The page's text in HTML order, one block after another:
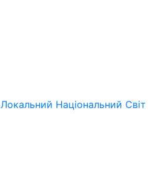
Локальний Національний Світ